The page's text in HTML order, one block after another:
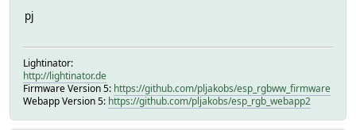
pj
Lightinator:
http://lightinator.de
Firmware Version 5: https://github.com/pljakobs/esp_rgbww_firmware
Webapp Version 5: https://github.com/pljakobs/esp_rgb_webapp2